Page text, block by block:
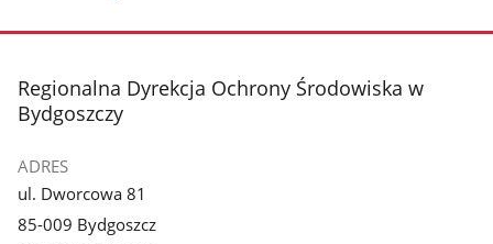
stopka
Regionalna Dyrekcja Ochrony Środowiska w
Bydgoszczy
ADRES
ul. Dworcowa 81
85-009 Bydgoszcz